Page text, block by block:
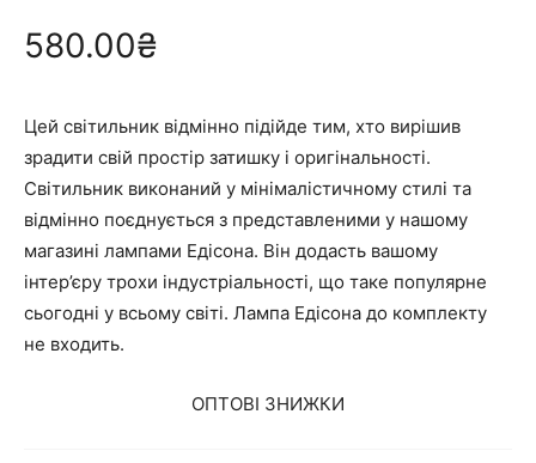
580.00₴
Цей світильник відмінно підійде тим, хто вирішив
зрадити свій простір затишку і оригінальності.
Світильник виконаний у мінімалістичному стилі та
відмінно поєднується з представленими у нашому
магазині лампами Едісона. Він додасть вашому
інтер’єру трохи індустріальності, що таке популярне
сьогодні у всьому світі. Лампа Едісона до комплекту
не входить.
ОПТОВІ ЗНИЖКИ